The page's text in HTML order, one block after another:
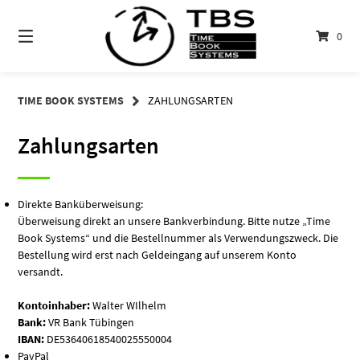
Inhalt
0
TIME BOOK SYSTEMS ZAHLUNGSARTEN
Zahlungsarten
Direkte Banküberweisung:
Überweisung direkt an unsere Bankverbindung. Bitte nutze „Time
Book Systems“ und die Bestellnummer als Verwendungszweck. Die
Bestellung wird erst nach Geldeingang auf unserem Konto
versandt.
Kontoinhaber:Walter WIlhelm
Bank:VR Bank Tübingen
IBAN: DE53640618540025550004
PayPal